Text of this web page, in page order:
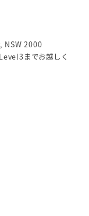
2000
までお越しく